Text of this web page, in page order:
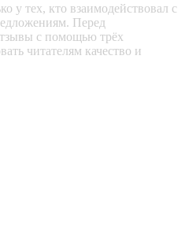
у тех, кто взаимодействовал с
Перед
с помощью трёх
читателям качество и